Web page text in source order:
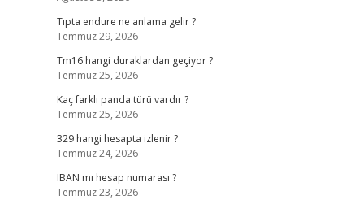
Tıpta endure ne anlama gelir ?
Temmuz 29, 2026
Tm16 hangi duraklardan geçiyor ?
Temmuz 25, 2026
Kaç farklı panda türü vardır ?
Temmuz 25, 2026
329 hangi hesapta izlenir ?
Temmuz 24, 2026
IBAN mı hesap numarası ?
Temmuz 23, 2026